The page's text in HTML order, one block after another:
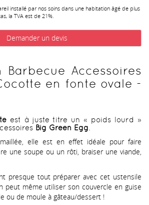
installé par nos soins dans une habitation âgé de plus
la TVA est de 21%.
Demander un devis
Barbecue Accessoires
en fonte ovale -
est à juste titre un « poids lourd »
Big Green Egg
elle est en effet idéale pour faire
une soupe ou un rôti, braiser une viande,
presque tout préparer avec cet ustensile
peut même utiliser son couvercle en guise
ou de moule à gâteau/dessert !